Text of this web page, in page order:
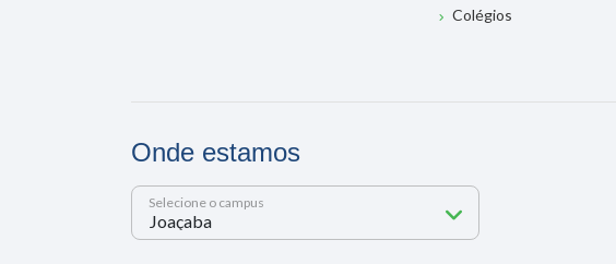
Colégios
Onde estamos
Selecione o campus